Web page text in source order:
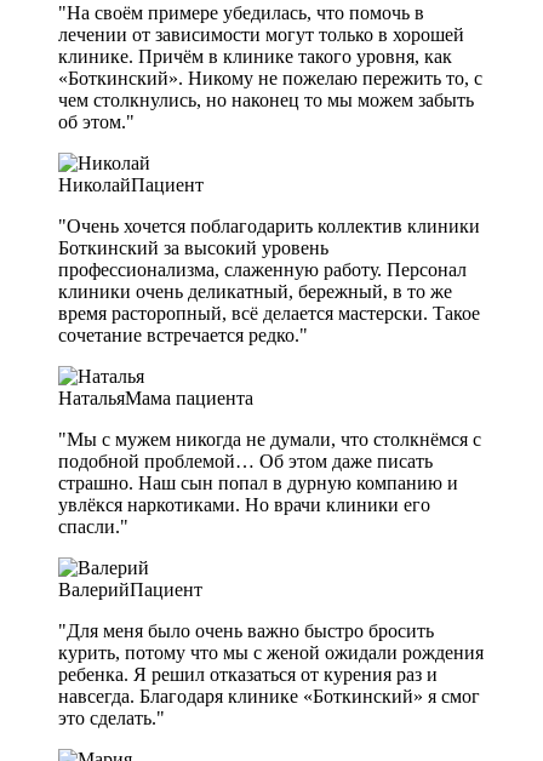
"На своём примере убедилась, что помочь в
лечении от зависимости могут только в хорошей
клинике. Причём в клинике такого уровня, как
«Боткинский». Никому не пожелаю пережить то, с
чем столкнулись, но наконец то мы можем забыть
об этом."
НиколайПациент
"Очень хочется поблагодарить коллектив клиники
Боткинский за высокий уровень
профессионализма, слаженную работу. Персонал
клиники очень деликатный, бережный, в то же
время расторопный, всё делается мастерски. Такое
сочетание встречается редко."
НатальяМама пациента
"Мы с мужем никогда не думали, что столкнёмся с
подобной проблемой… Об этом даже писать
страшно. Наш сын попал в дурную компанию и
увлёкся наркотиками. Но врачи клиники его
спасли."
ВалерийПациент
"Для меня было очень важно быстро бросить
курить, потому что мы с женой ожидали рождения
ребенка. Я решил отказаться от курения раз и
навсегда. Благодаря клинике «Боткинский» я смог
это сделать."